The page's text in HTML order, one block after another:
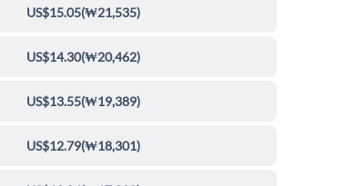
US$15.05(₩21,535)
US$14.30(₩20,462)
US$13.55(₩19,389)
US$12.79(₩18,301)